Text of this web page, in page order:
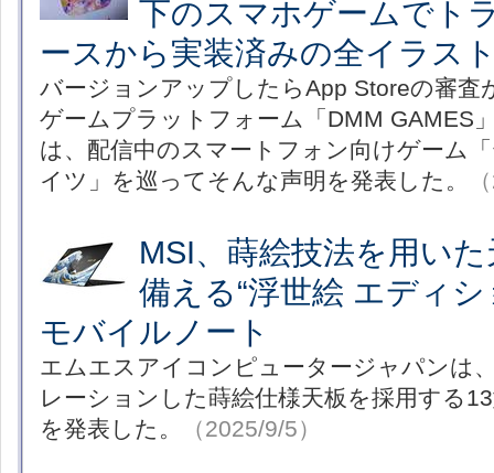
下のスマホゲームでト
ースから実装済みの全イラス
バージョンアップしたらApp Storeの審
ゲームプラットフォーム「DMM GAMES
は、配信中のスマートフォン向けゲーム
イツ」を巡ってそんな声明を発表した。
MSI、蒔絵技法を用い
備える“浮世絵 エディ
モバイルノート
エムエスアイコンピュータージャパンは
レーションした蒔絵仕様天板を採用する
を発表した。
（2025/9/5）